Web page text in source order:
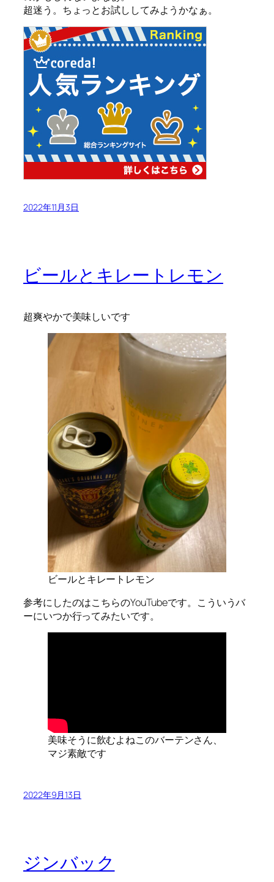
超迷う。ちょっとお試ししてみようかなぁ。
2022年11月3日
ビールとキレートレモン
超爽やかで美味しいです
ビールとキレートレモン
参考にしたのはこちらのYouTubeです。こういうバ
ーにいつか行ってみたいです。
美味そうに飲むよねこのバーテンさん、
マジ素敵です
2022年9月13日
ジンバック